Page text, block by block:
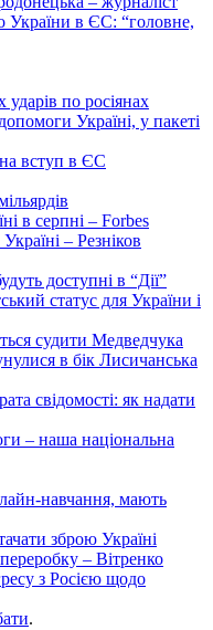
України в ЄС: “головне,
ударів по росіянах
Україні, у пакеті
вступ в ЄС
в серпні – Forbes
– Резніков
доступні в “Дії”
статус для України і
судити Медведчука
в бік Лисичанська
свідомості: як надати
– наша національна
навчання, мають
зброю Україні
– Вітренко
з Росією щодо
.